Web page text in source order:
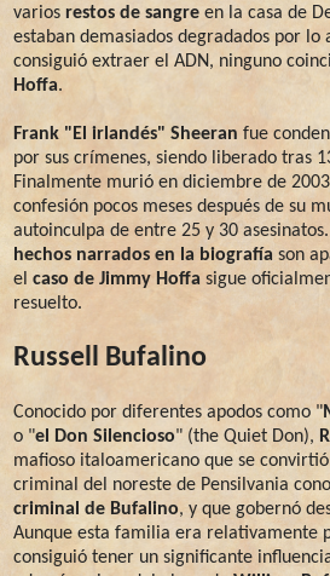
varios restos de sangre en la casa de
estaban demasiados degradados por lo
consiguió extraer el ADN, ninguno
Hoffa.
Frank "El irlandés" Sheeran fue
por sus crímenes, siendo liberado tras
Finalmente murió en diciembre de
confesión pocos meses después de su
autoinculpa de entre 25 y 30
hechos narrados en la biografía son
el caso de Jimmy Hoffa sigue
resuelto.
Russell Bufalino
Conocido por diferentes apodos como "
o "el Don Silencioso" (the Quiet Don),
mafioso italoamericano que se
criminal del noreste de Pensilvania
criminal de Bufalino, y que gobernó
Aunque esta familia era relativamente
consiguió tener un significante